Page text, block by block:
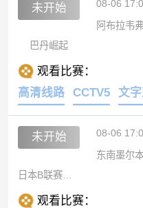
未开始 08-06
阿布拉韦
巴丹崛起
观看比赛：
高清线路
CCTV5 文
未开始 08-06
观看比赛：